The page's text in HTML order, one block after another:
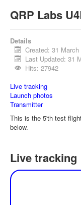
QRP Labs
Details
Created: 31 March
Last Updated: 31
Hits: 27942
Live tracking
Launch photos
Transmitter
This is the 5'th test
below.
Live tracking